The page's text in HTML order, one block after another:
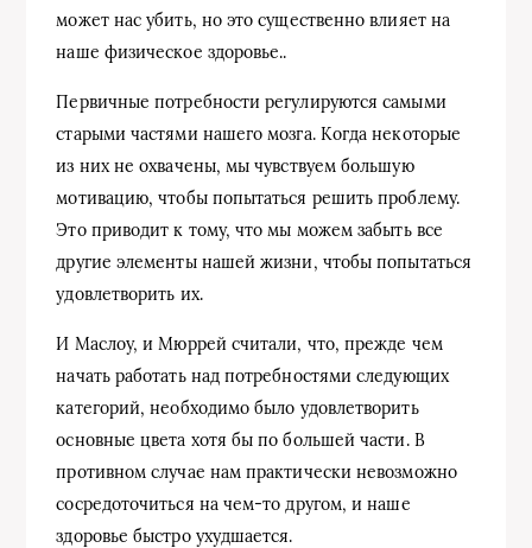
может нас убить, но это существенно влияет на
наше физическое здоровье..
Первичные потребности регулируются самыми
старыми частями нашего мозга. Когда некоторые
из них не охвачены, мы чувствуем большую
мотивацию, чтобы попытаться решить проблему.
Это приводит к тому, что мы можем забыть все
другие элементы нашей жизни, чтобы попытаться
удовлетворить их.
И Маслоу, и Мюррей считали, что, прежде чем
начать работать над потребностями следующих
категорий, необходимо было удовлетворить
основные цвета хотя бы по большей части. В
противном случае нам практически невозможно
сосредоточиться на чем-то другом, и наше
здоровье быстро ухудшается.